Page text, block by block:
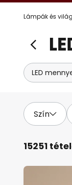
Lámpák és
LED
Szín
15251